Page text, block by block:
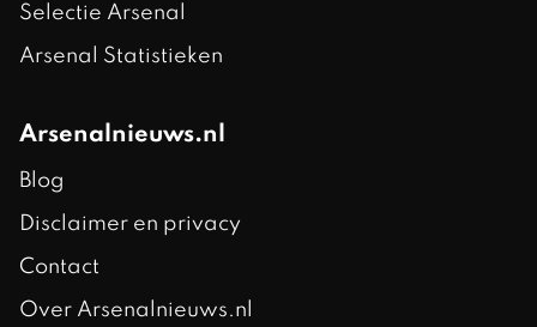
Selectie Arsenal
Arsenal Statistieken
Arsenalnieuws.nl
Blog
Disclaimer en privacy
Contact
Over Arsenalnieuws.nl